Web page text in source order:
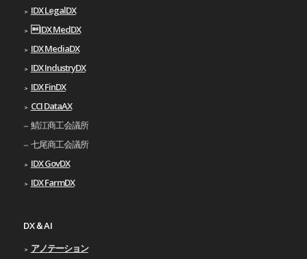
IDX LegalDX
IDX MedDX
IDX MediaDX
IDX IndustryDX
IDX FinDX
CCI DataAX
鯖江商工会議所
七尾商工会議所
IDX GovDX
IDX FarmDX
DX＆AI
アノテーション